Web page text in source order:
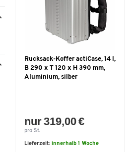
Rucksack-Koffer actiCase, 14 l,
B 290 x T 120 x H 390 mm,
Aluminium, silber
nur 319,00 €
pro St.
Lieferzeit: innerhalb 1 Woche